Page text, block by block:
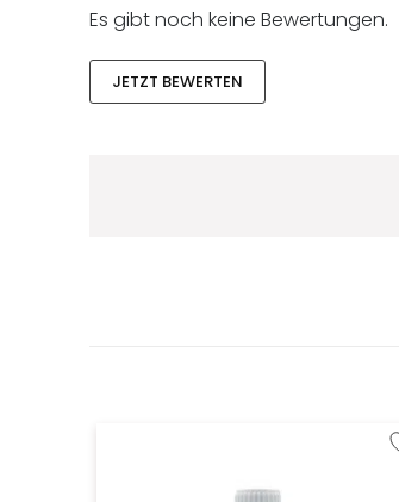
Es gibt noch keine Bewertungen.
JETZT BEWERTEN